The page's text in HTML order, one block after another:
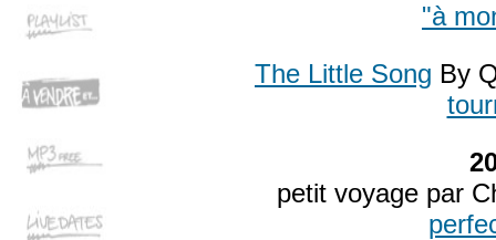
"à
The Little Song By
petit voyage par